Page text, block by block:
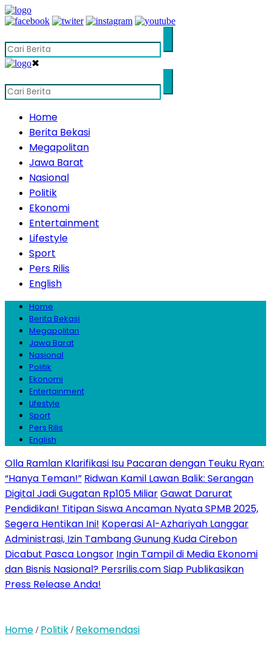
✖
Home
Berita Bekasi
Megapolitan
Jawa Barat
Nasional
Politik
Ekonomi
Entertainment
Lifestyle
Sport
Pers Rilis
English
Home
Berita Bekasi
Megapolitan
Jawa Barat
Nasional
Politik
Ekonomi
Entertainment
Lifestyle
Sport
Pers Rilis
English
Olla Ramlan Klarifikasi Isu Pacaran dengan Teuku Ryan:
“Hanya Teman!” Ridwan Kamil Lawan Balik: Serangan
Digital Jadi Gugatan Rp105 MiliarGawat Darurat
Pendidikan! Titipan Siswa Ancaman Nyata SPMB 2025,
Segera Hentikan Ini! Koperasi Al-Azhariyah Langgar
Administrasi, Izin Tambang Gunung Kuda Cirebon
Dicabut Pasca Longsor Ingin Tampil di Media Ekonomi
dan Bisnis Nasional? Persrilis.com Siap Publikasikan
Press Release Anda!
Home / Politik / Rekomendasi